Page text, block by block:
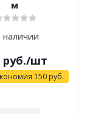
м
наличии
руб./шт
150 руб.